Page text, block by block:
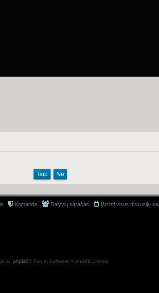
Ištrinti visus diskusijų
Dalyvių sąrašas
Komanda
su phpBB® Forum Software © phpBB Limited